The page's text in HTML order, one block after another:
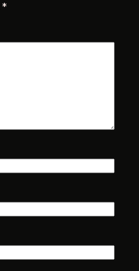
*